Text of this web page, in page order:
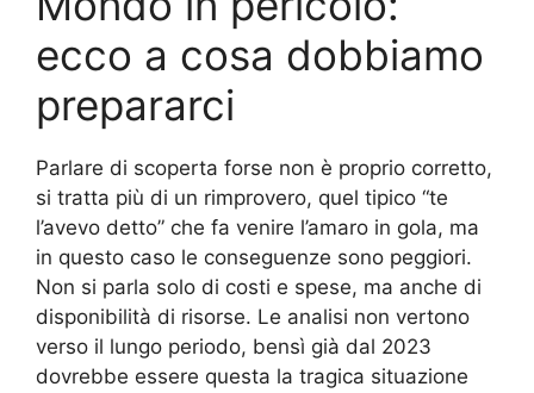
ecco a cosa dobbiamo
prepararci
Parlare di scoperta forse non è proprio corretto,
si tratta più di un rimprovero, quel tipico “te
l’avevo detto” che fa venire l’amaro in gola, ma
in questo caso le conseguenze sono peggiori.
Non si parla solo di costi e spese, ma anche di
disponibilità di risorse. Le analisi non vertono
verso il lungo periodo, bensì già dal 2023
dovrebbe essere questa la tragica situazione